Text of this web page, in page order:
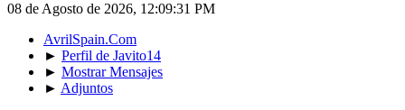
08 de Agosto de 2026, 12:09:31 PM
AvrilSpain.Com
► Perfil de Javito14
► Mostrar Mensajes
► Adjuntos